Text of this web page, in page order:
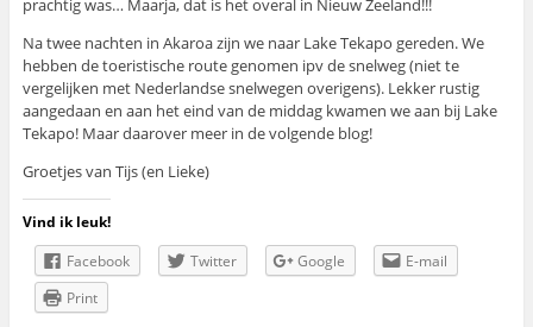
prachtig was… Maarja, dat is het overal in Nieuw Zeeland!!!
Na twee nachten in Akaroa zijn we naar Lake Tekapo gereden. We
hebben de toeristische route genomen ipv de snelweg (niet te
vergelijken met Nederlandse snelwegen overigens). Lekker rustig
aangedaan en aan het eind van de middag kwamen we aan bij Lake
Tekapo! Maar daarover meer in de volgende blog!
Groetjes van Tijs (en Lieke)
Vind ik leuk!
Facebook
Twitter Google
E-mail
Print